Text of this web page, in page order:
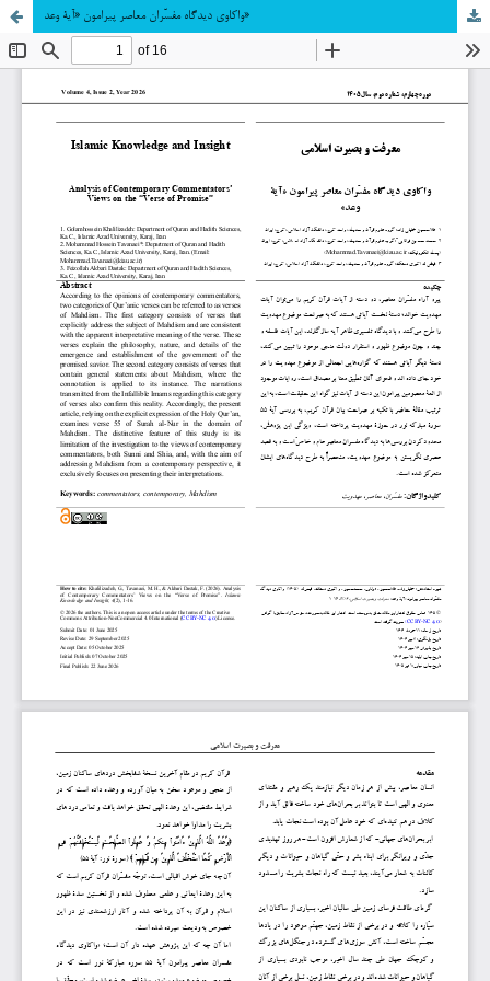
واکاوی دیدگاه مفسّران معاصر پیرامون «آیۀ وعد»